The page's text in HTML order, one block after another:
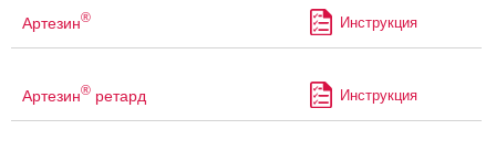
Артезин® Инструкция
Артезин® ретард Инструкция